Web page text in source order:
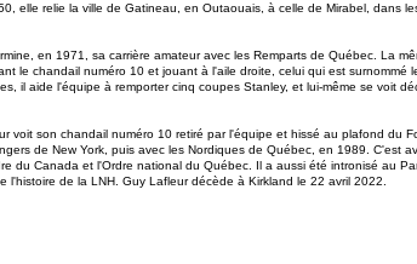
elle relie la ville de Gatineau, en Outaouais, à celle de Mirabel, dans
en 1971, sa carrière amateur avec les Remparts de Québec. La
le chandail numéro 10 et jouant à l'aile droite, celui qui est surnommé
aide l'équipe à remporter cinq coupes Stanley, et lui-même se voit
son chandail numéro 10 retiré par l'équipe et hissé au plafond du
de New York, puis avec les Nordiques de Québec, en 1989. C'est
Canada et l'Ordre national du Québec. Il a aussi été intronisé au
de la LNH. Guy Lafleur décède à Kirkland le 22 avril 2022.